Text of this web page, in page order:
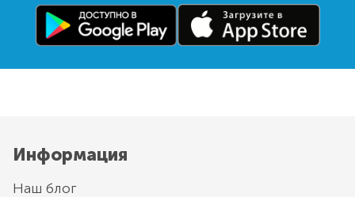
Информация
Наш блог